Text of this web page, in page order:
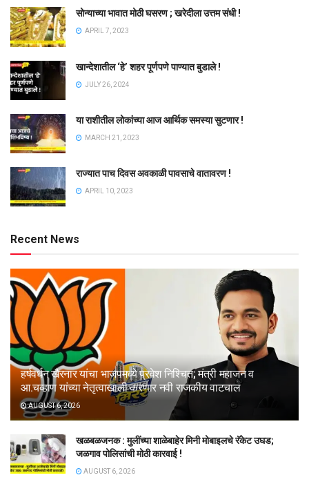
सोन्याच्या भावात मोठी घसरण ; खरेदीला उत्तम संधी !
APRIL 7, 2023
खान्देशातील ‘हे’ शहर पूर्णपणे पाण्यात बुडाले !
JULY 26, 2024
या राशीतील लोकांच्या आज आर्थिक समस्या सुटणार !
MARCH 21, 2023
राज्यात पाच दिवस अवकाळी पावसाचे वातावरण !
APRIL 10, 2023
Recent News
हर्षवर्धन खैरनार यांचा भाजपमध्ये प्रवेश निश्चित; मंत्री महाजन व
आ.चव्हाण यांच्या नेतृत्वाखाली करणार नवी राजकीय वाटचाल
AUGUST 6, 2026
खळबळजनक : मुलींच्या शाळेबाहेर मिनी मोबाइलचे रॅकेट उघड;
जळगाव पोलिसांची मोठी कारवाई !
AUGUST 6, 2026